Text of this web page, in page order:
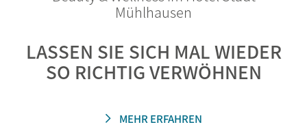
Mühlhausen
LASSEN SIE SICH MAL WIEDER
SO RICHTIG VERWÖHNEN
MEHR ERFAHREN